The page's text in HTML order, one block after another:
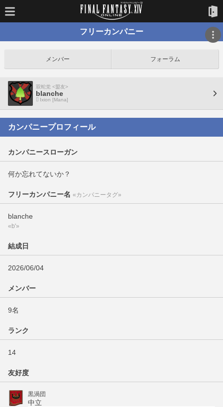
フリーカンパニー
メンバー フォーラム
双蛇党 <盟友>
blanche
Ixion [Mana]
カンパニープロフィール
カンパニースローガン
何か忘れてないか？
フリーカンパニー名 «カンパニータグ»
blanche
«b'»
結成日
2026/06/04
メンバー
9名
ランク
14
友好度
黒渦団
中立